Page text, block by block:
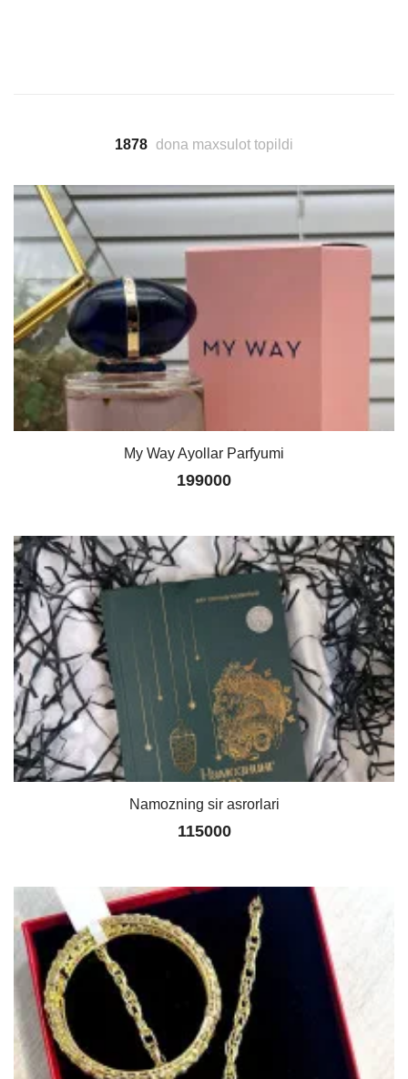
1878 dona maxsulot topildi
My Way Ayollar Parfyumi
199000
Namozning sir asrorlari
115000